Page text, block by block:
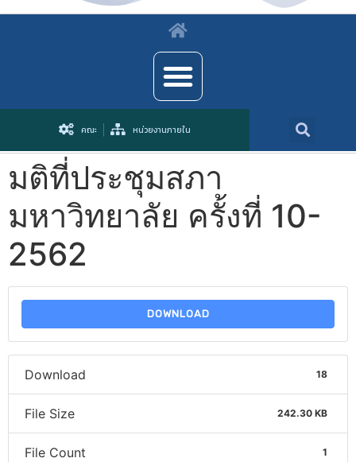
คณะ หน่วยงานภายใน
มติที่ประชุมสภา
มหาวิทยาลัย ครั้งที่ 10-
2562
DOWNLOAD
Download 18
File Size 242.30 KB
File Count 1